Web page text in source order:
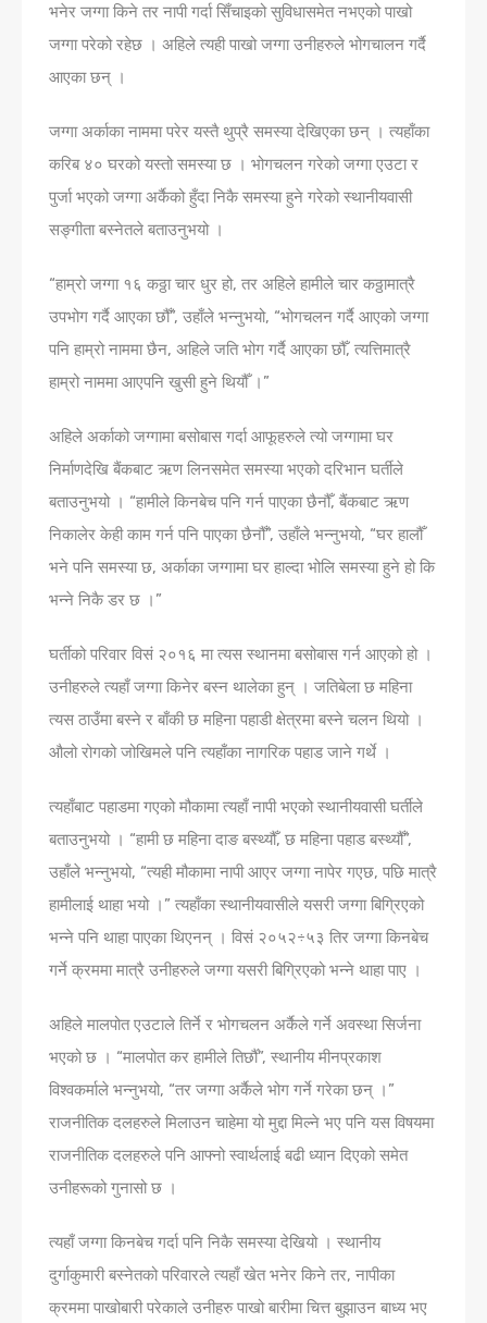
भनेर जग्गा किने तर नापी गर्दा सिँचाइको सुविधासमेत नभएको पाखो
जग्गा परेको रहेछ । अहिले त्यही पाखो जग्गा उनीहरुले भोगचालन गर्दै
आएका छन् ।
जग्गा अर्काका नाममा परेर यस्तै थुप्रै समस्या देखिएका छन् । त्यहाँका
करिब ४० घरको यस्तो समस्या छ । भोगचलन गरेको जग्गा एउटा र
पुर्जा भएको जग्गा अर्कैको हुँदा निकै समस्या हुने गरेको स्थानीयवासी
सङ्गीता बस्नेतले बताउनुभयो ।
“हाम्रो जग्गा १६ कठ्ठा चार धुर हो, तर अहिले हामीले चार कठ्ठामात्रै
उपभोग गर्दै आएका छौँ”, उहाँले भन्नुभयो, “भोगचलन गर्दै आएको जग्गा
पनि हाम्रो नाममा छैन, अहिले जति भोग गर्दै आएका छौँ, त्यत्तिमात्रै
हाम्रो नाममा आएपनि खुसी हुने थियौँ ।”
अहिले अर्काको जग्गामा बसोबास गर्दा आफूहरुले त्यो जग्गामा घर
निर्माणदेखि बैंकबाट ऋण लिनसमेत समस्या भएको दरिभान घर्तीले
बताउनुभयो । “हामीले किनबेच पनि गर्न पाएका छैनौँ, बैंकबाट ऋण
निकालेर केही काम गर्न पनि पाएका छैनौँ”, उहाँले भन्नुभयो, “घर हालौँ
भने पनि समस्या छ, अर्काका जग्गामा घर हाल्दा भोलि समस्या हुने हो कि
भन्ने निकै डर छ ।”
घर्तीको परिवार विसं २०१६ मा त्यस स्थानमा बसोबास गर्न आएको हो ।
उनीहरुले त्यहाँ जग्गा किनेर बस्न थालेका हुन् । जतिबेला छ महिना
त्यस ठाउँमा बस्ने र बाँकी छ महिना पहाडी क्षेत्रमा बस्ने चलन थियो ।
औलो रोगको जोखिमले पनि त्यहाँका नागरिक पहाड जाने गर्थे ।
त्यहाँबाट पहाडमा गएको मौकामा त्यहाँ नापी भएको स्थानीयवासी घर्तीले
बताउनुभयो । “हामी छ महिना दाङ बस्थ्यौँ, छ महिना पहाड बस्थ्यौँ”,
उहाँले भन्नुभयो, “त्यही मौकामा नापी आएर जग्गा नापेर गएछ, पछि मात्रै
हामीलाई थाहा भयो ।” त्यहाँका स्थानीयवासीले यसरी जग्गा बिग्रिएको
भन्ने पनि थाहा पाएका थिएनन् । विसं २०५२÷५३ तिर जग्गा किनबेच
गर्ने क्रममा मात्रै उनीहरुले जग्गा यसरी बिग्रिएको भन्ने थाहा पाए ।
अहिले मालपोत एउटाले तिर्ने र भोगचलन अर्कैले गर्ने अवस्था सिर्जना
भएको छ । “मालपोत कर हामीले तिर्छौँ”, स्थानीय मीनप्रकाश
विश्वकर्माले भन्नुभयो, “तर जग्गा अर्कैले भोग गर्ने गरेका छन् ।”
राजनीतिक दलहरुले मिलाउन चाहेमा यो मुद्दा मिल्ने भए पनि यस विषयमा
राजनीतिक दलहरुले पनि आफ्नो स्वार्थलाई बढी ध्यान दिएको समेत
उनीहरूको गुनासो छ ।
त्यहाँ जग्गा किनबेच गर्दा पनि निकै समस्या देखियो । स्थानीय
दुर्गाकुमारी बस्नेतको परिवारले त्यहाँ खेत भनेर किने तर, नापीका
क्रममा पाखोबारी परेकाले उनीहरु पाखो बारीमा चित्त बुझाउन बाध्य भए